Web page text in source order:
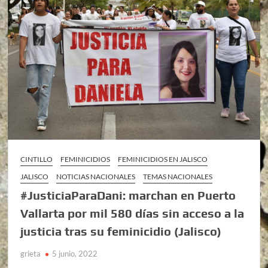
CINTILLO FEMINICIDIOS
FEMINICIDIOS EN JALISCO
JALISCO
NOTICIAS NACIONALES TEMAS NACIONALES
#JusticiaParaDani: marchan en Puerto
Vallarta por mil 580 días sin acceso a la
justicia tras su feminicidio (Jalisco)
grieta 5 junio, 2022